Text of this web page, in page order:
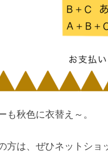
も秋色に衣替え～。
方は、ぜひネットショ